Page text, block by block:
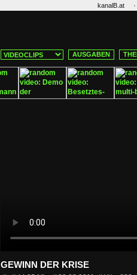
kanalB.at ·
AUSGABEN
GEWINN DER KRISE